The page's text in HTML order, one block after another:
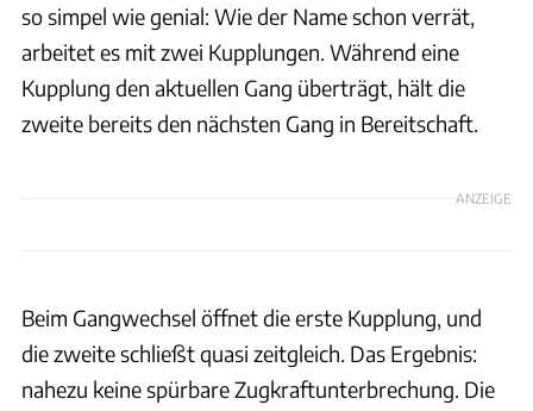
so simpel wie genial: Wie der Name schon verrät,
arbeitet es mit zwei Kupplungen. Während eine
Kupplung den aktuellen Gang überträgt, hält die
zweite bereits den nächsten Gang in Bereitschaft.
ANZEIGE
Beim Gangwechsel öffnet die erste Kupplung, und
die zweite schließt quasi zeitgleich. Das Ergebnis:
nahezu keine spürbare Zugkraftunterbrechung. Die